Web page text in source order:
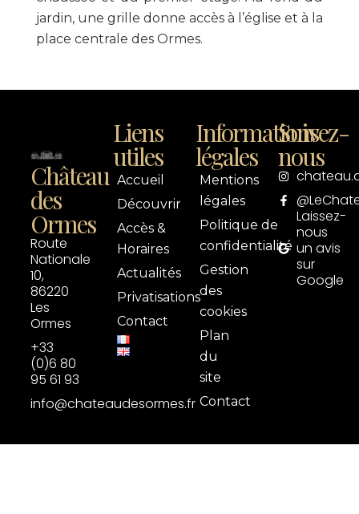
jardin, une grille donne accès à l’église et à la
place centrale des Ormes.
Château
des
Ormes
Route
Nationale
10,
86220
Les
Ormes
+33
(0)6 80
95 61 93
info@chateaudesormes.fr
Liens
utiles
Accueil
Découvrir
Accès &
Horaires
Actualités
Privatisations
Contact
Informations
légales
Mentions
légales
Politique de
confidentialité
Gestion
des
cookies
Plan
du
site
Contact
Suivez-
nous
Laissez-
nous
un avis
sur
Google